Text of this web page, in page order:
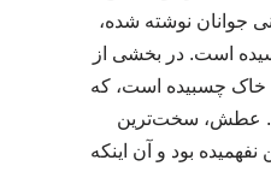
جوانان نوشته شده،
به چاپ شصت‌ویکم رسیده است. در بخشی از
خاک چسبیده است، که
عطش، سخت‌ترین
بود و آن اینکه